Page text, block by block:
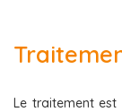
Le traitement est